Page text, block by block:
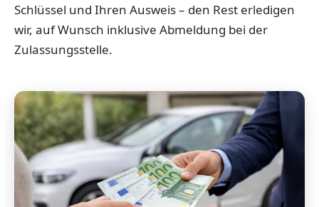
Schlüssel und Ihren Ausweis – den Rest erledigen
wir, auf Wunsch inklusive Abmeldung bei der
Zulassungsstelle.